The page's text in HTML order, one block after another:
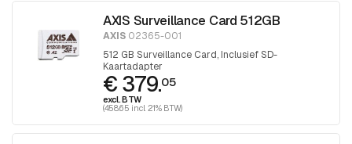
AXIS Surveillance Card 512GB
AXIS 02365-001
512 GB Surveillance Card, Inclusief SD-
Kaartadapter
€ 379.05
excl. BTW
(458.65 incl. 21% BTW)